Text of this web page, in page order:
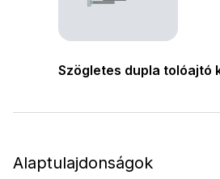
Szögletes dupla tolóajtó
Alaptulajdonságok